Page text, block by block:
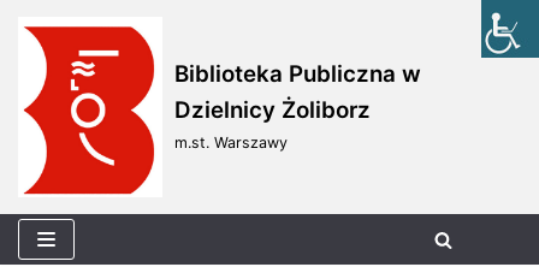
Skocz
do
treści
Biblioteka Publiczna w
Dzielnicy Żoliborz
m.st. Warszawy